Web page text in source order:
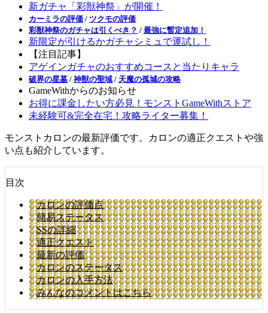
新ガチャ「彩獣神祭」が開催！
カーミラの評価 / ツクモの評価
彩獣神祭のガチャは引くべき？ / 最強に暫定追加！
新限定が引けるかガチャシミュで運試し！
【注目記事】
アゲインガチャのおすすめコースと当たりキャラ
破界の星墓 / 神獣の聖域 / 天魔の孤城の攻略
GameWithからのお知らせ
お得に課金したい方必見！モンストGameWithストア
未経験可&完全在宅！攻略ライター募集！
モンストカロンの最新評価です。カロンの適正クエストや強
い点も紹介しています。
目次
カロンの評価点
簡易ステータス
SSの詳細
適正クエスト
最新の評価
カロンのステータス
カロンの入手方法
みんなのコメントはこちら